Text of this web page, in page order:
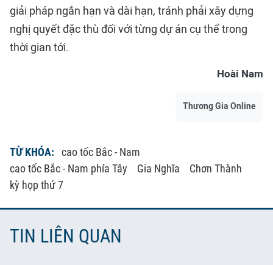
giải pháp ngắn hạn và dài hạn, tránh phải xây dựng
nghị quyết đặc thù đối với từng dự án cụ thể trong
thời gian tới.
Hoài Nam
Thương Gia Online
TỪ KHÓA:
cao tốc Bắc - Nam
cao tốc Bắc - Nam phía Tây
Gia Nghĩa
Chơn Thành
kỳ họp thứ 7
TIN LIÊN QUAN